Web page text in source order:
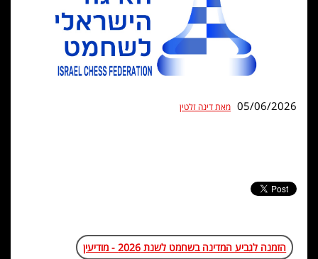
05/06/2026 מאת דינה זלטין
הזמנה לגביע המדינה בשחמט לשנת 2026 - מודיעין